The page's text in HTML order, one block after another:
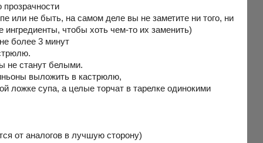
или не быть, на самом деле вы не заметите ни того, ни
ингредиенты, чтобы хоть чем-то их заменить)
более 3 минут
не станут белыми.
выложить в кастрюлю,
ложке супа, а целые торчат в тарелке одинокими
от аналогов в лучшую сторону)